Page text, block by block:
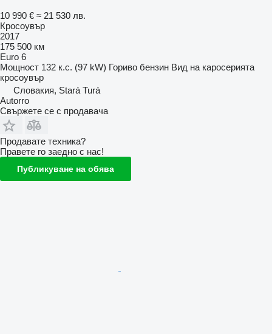
10 990 € ≈ 21 530 лв.
Кросоувър
2017
175 500 км
Euro 6
Мощност 132 к.с. (97 kW) Гориво бензин Вид на каросерията
кросоувър
Словакия, Stará Turá
Autorro
Свържете се с продавача
Продавате техника?
Правете го заедно с нас!
Публикуване на обява